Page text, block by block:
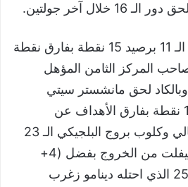
آخر جولتين.
أنهى الريال في المركز الـ 11 برصيد 15 نقطة بفارق نقطة
المركز الثامن المؤهل
إلى دور الـ16، وبالكاد لحق مانشستر سيتي
بالمركز الـ 22 برصيد 11 نقطة بفارق الأهداف عن
سبورتينغ لشبونة البرتغالي وكلوب بروج البلجيكي الـ 23
و24 – على الترتيب-، ليفلت من الخروج بفضل (4+
أهداف) عن المركز الـ 25 الذي احتله دينامو زغرب